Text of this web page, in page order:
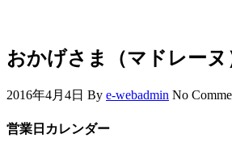
おかげさま（マドレーヌ
2016年4月4日 By e-webadmin No
営業日カレンダー